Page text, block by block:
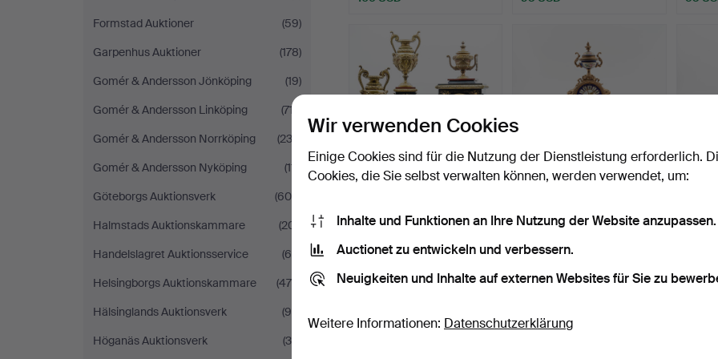
Formstad Auktioner
(59)
Garpenhus Auktioner
(178)
Gomér & Andersson Jönköping
(19)
Gomér & Andersson Linköping
(717)
Gomér & Andersson Norrköping
(233)
Gomér & Andersson Nyköping
(111)
Göteborgs Auktionsverk
(604)
Halmstads Auktionskammare
(201)
Handelslagret Auktionsservice
(60)
Helsingborgs Auktionskammare
(475)
Hälsinglands Auktionsverk
(95)
Höganäs Auktionsverk
(35)
um…
Beendet 8. Mai 2025
16 Gebote
Jahrhundert.
Beendet 16. Apr 2025
25 Gebote
Wir verwenden Cookies
Einige Cookies sind für die Nutzung der Dienstleistung erforderlich.
Cookies, die Sie selbst verwalten können, werden verwendet, um:
Inhalte und Funktionen an Ihre Nutzung der Website anzupassen.
Auctionet zu entwickeln und verbessern.
Neuigkeiten und Inhalte auf externen Websites für Sie zu
Weitere Informationen: Datenschutzerklärung